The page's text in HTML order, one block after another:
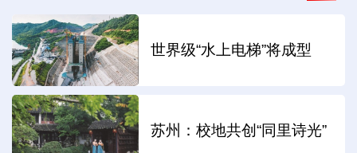
世界级“水上电梯”将成型
苏州：校地共创“同里诗光”